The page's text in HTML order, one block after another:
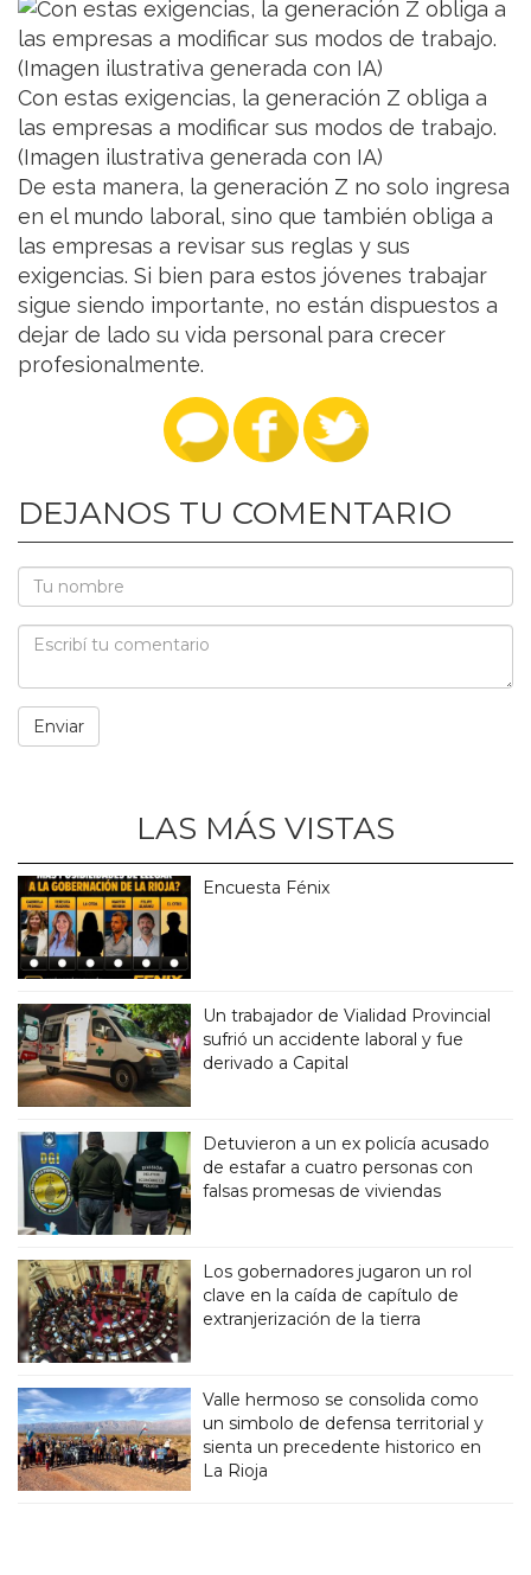
Con estas exigencias, la generación Z obliga a
las empresas a modificar sus modos de trabajo.
(Imagen ilustrativa generada con IA)
De esta manera, la generación Z no solo ingresa
en el mundo laboral, sino que también obliga a
las empresas a revisar sus reglas y sus
exigencias. Si bien para estos jóvenes trabajar
sigue siendo importante, no están dispuestos a
dejar de lado su vida personal para crecer
profesionalmente.
DEJANOS TU COMENTARIO
LAS MÁS VISTAS
Encuesta Fénix
Un trabajador de Vialidad Provincial
sufrió un accidente laboral y fue
derivado a Capital
Detuvieron a un ex policía acusado
de estafar a cuatro personas con
falsas promesas de viviendas
Los gobernadores jugaron un rol
clave en la caída de capítulo de
extranjerización de la tierra
Valle hermoso se consolida como
un simbolo de defensa territorial y
sienta un precedente historico en
La Rioja